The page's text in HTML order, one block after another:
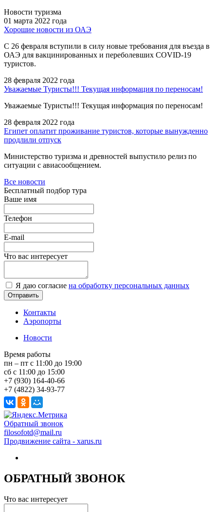
Новости туризма
01 марта 2022 года
Хорошие новости из ОАЭ
С 26 февраля вступили в силу новые требования для въезда в
ОАЭ для вакцинированных и переболевших COVID-19
туристов.
28 февраля 2022 года
Уважаемые Туристы!!! Текущая информация по переносам!
Уважаемые Туристы!!! Текущая информация по переносам!
28 февраля 2022 года
Египет оплатит проживание туристов, которые вынужденно
продлили отпуск
Министерство туризма и древностей выпустило релиз по
ситуации с авиасообщением.
Все новости
Бесплатный подбор тура
Ваше имя
Телефон
E-mail
Что вас интересует
Я даю согласие на обработку персональных данных
Контакты
Аэропорты
Новости
Время работы
пн – пт с 11:00 до 19:00
сб с 11:00 до 15:00
+7 (930) 164-40-66
+7 (4822) 34-93-77
Обратный звонок
filosofotd@mail.ru
Продвижение сайта - xarus.ru
ОБРАТНЫЙ ЗВОНОК
Что вас интересует